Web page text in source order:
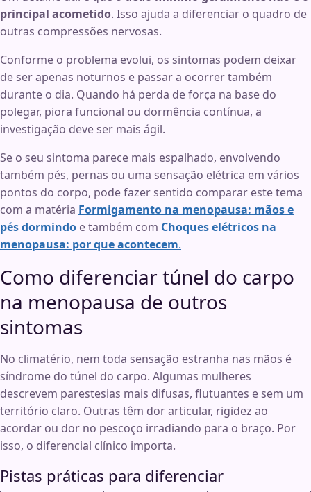
principal acometido. Isso ajuda a diferenciar o quadro de
outras compressões nervosas.
Conforme o problema evolui, os sintomas podem deixar
de ser apenas noturnos e passar a ocorrer também
durante o dia. Quando há perda de força na base do
polegar, piora funcional ou dormência contínua, a
investigação deve ser mais ágil.
Se o seu sintoma parece mais espalhado, envolvendo
também pés, pernas ou uma sensação elétrica em vários
pontos do corpo, pode fazer sentido comparar este tema
com a matéria Formigamento na menopausa: mãos e
pés dormindo e também com Choques elétricos na
menopausa: por que acontecem.
Como diferenciar túnel do carpo
na menopausa de outros
sintomas
No climatério, nem toda sensação estranha nas mãos é
síndrome do túnel do carpo. Algumas mulheres
descrevem parestesias mais difusas, flutuantes e sem um
território claro. Outras têm dor articular, rigidez ao
acordar ou dor no pescoço irradiando para o braço. Por
isso, o diferencial clínico importa.
Pistas práticas para diferenciar